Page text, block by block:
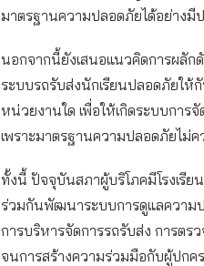
มาตรฐานความปลอดภัยได้อย่างมี
นอกจากนี้ยังเสนอแนวคิดการผลัก
ระบบรถรับส่งนักเรียนปลอดภัยให้กั
หน่วยงานใด เพื่อให้เกิดระบบการ
เพราะมาตรฐานความปลอดภัยไม่
ทั้งนี้ ปัจจุบันสภาผู้บริโภคมีโรงเรี
ร่วมกันพัฒนาระบบการดูแลความป
การบริหารจัดการรถรับส่ง การต
จนการสร้างความร่วมมือกับผู้ปกค